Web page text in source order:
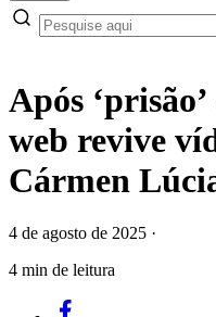
Após
web revive
Cármen
4 de agosto de 2025 ·
4 min de leitura